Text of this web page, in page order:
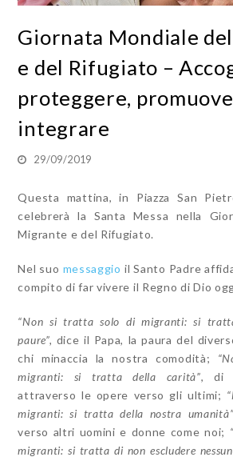
Giornata Mondiale
e del Rifugiato –
proteggere,
integrare
29/09/2019
Questa mattina, in Piazza San
celebrerà la Santa Messa nella
Migrante e del Rifugiato.
Nel suo messaggio il Santo Padre
compito di far vivere il Regno di Dio
“Non si tratta solo di migranti: si
paure”, dice il Papa, la paura del
chi minaccia la nostra comodità;
migranti: si tratta della carità”, di
attraverso le opere verso gli ultimi;
migranti: si tratta della nostra
verso altri uomini e donne come noi;
migranti: si tratta di non escludere